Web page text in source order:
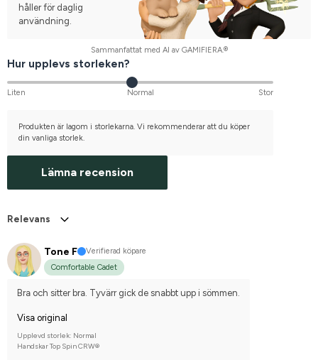
håller för daglig
användning.
Sammanfattat med AI av GAMIFIERA.®
Hur upplevs storleken?
Liten Normal Stor
Produkten är lagom i storlekarna. Vi rekommenderar att du köper
din vanliga storlek.
Lämna recension
Relevans
Tone F
Verifierad köpare
Comfortable Cadet
Bra och sitter bra. Tyvärr gick de snabbt upp i sömmen.
Visa original
Upplevd storlek: Normal
Handskar Top Spin CRW®